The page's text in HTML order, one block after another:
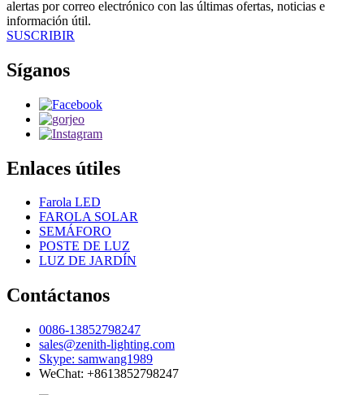
alertas por correo electrónico con las últimas ofertas, noticias e
información útil.
SUSCRIBIR
Síganos
Enlaces útiles
Farola LED
FAROLA SOLAR
SEMÁFORO
POSTE DE LUZ
LUZ DE JARDÍN
Contáctanos
0086-13852798247
sales@zenith-lighting.com
Skype: samwang1989
WeChat: +8613852798247